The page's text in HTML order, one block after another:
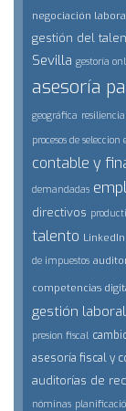
negociación
gestión del
Sevilla gestoría
asesoría
geográfica resiliencia
procesos de
contable y
demandadas
directivos
talento LinkedIn
de impuestos
competencias
gestión laboral
presion fiscal
asesoría fiscal y
auditorías de
nóminas